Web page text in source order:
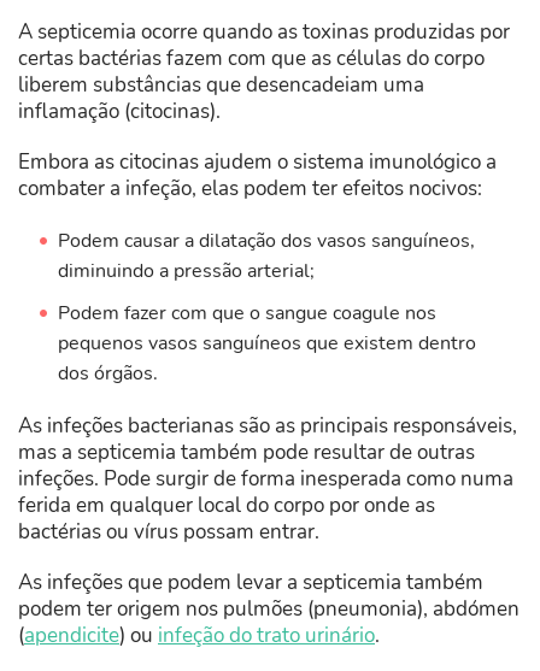
A septicemia ocorre quando as toxinas produzidas por
certas bactérias fazem com que as células do corpo
liberem substâncias que desencadeiam uma
inflamação (citocinas).
Embora as citocinas ajudem o sistema imunológico a
combater a infeção, elas podem ter efeitos nocivos:
Podem causar a dilatação dos vasos sanguíneos,
diminuindo a pressão arterial;
Podem fazer com que o sangue coagule nos
pequenos vasos sanguíneos que existem dentro
dos órgãos.
As infeções bacterianas são as principais responsáveis,
mas a septicemia também pode resultar de outras
infeções. Pode surgir de forma inesperada como numa
ferida em qualquer local do corpo por onde as
bactérias ou vírus possam entrar.
As infeções que podem levar a septicemia também
podem ter origem nos pulmões (pneumonia), abdómen
(apendicite) ou infeção do trato urinário.